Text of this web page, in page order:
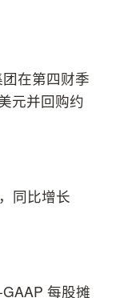
在第四财季
元并回购约
同比增长
每股摊